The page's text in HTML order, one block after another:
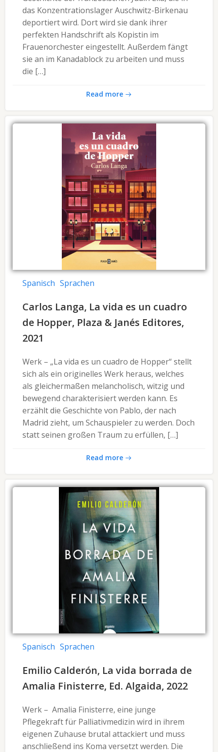
das Konzentrationslager Auschwitz-Birkenau
deportiert wird. Dort wird sie dank ihrer
perfekten Handschrift als Kopistin im
Frauenorchester eingestellt. Außerdem fängt
sie an im Kanadablock zu arbeiten und muss
die […]
Read more
Spanisch Sprachen
Carlos Langa, La vida es un cuadro
de Hopper, Plaza & Janés Editores,
2021
Werk – „La vida es un cuadro de Hopper“ stellt
sich als ein originelles Werk heraus, welches
als gleichermaßen melancholisch, witzig und
bewegend charakterisiert werden kann. Es
erzählt die Geschichte von Pablo, der nach
Madrid zieht, um Schauspieler zu werden. Doch
statt seinen großen Traum zu erfüllen, […]
Read more
Spanisch Sprachen
Emilio Calderón, La vida borrada de
Amalia Finisterre, Ed. Algaida, 2022
Werk – Amalia Finisterre, eine junge
Pflegekraft für Palliativmedizin wird in ihrem
eigenen Zuhause brutal attackiert und muss
anschließend ins Koma versetzt werden. Die